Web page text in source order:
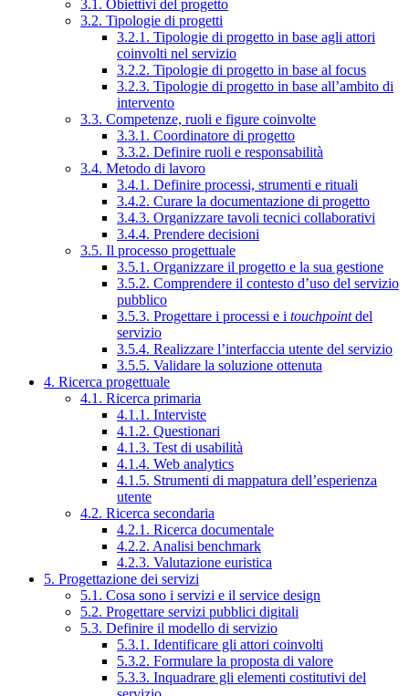
3.1. Obiettivi del progetto
3.2. Tipologie di progetti
3.2.1. Tipologie di progetto in base agli attori
coinvolti nel servizio
3.2.2. Tipologie di progetto in base al focus
3.2.3. Tipologie di progetto in base all’ambito di
intervento
3.3. Competenze, ruoli e figure coinvolte
3.3.1. Coordinatore di progetto
3.3.2. Definire ruoli e responsabilità
3.4. Metodo di lavoro
3.4.1. Definire processi, strumenti e rituali
3.4.2. Curare la documentazione di progetto
3.4.3. Organizzare tavoli tecnici collaborativi
3.4.4. Prendere decisioni
3.5. Il processo progettuale
3.5.1. Organizzare il progetto e la sua gestione
3.5.2. Comprendere il contesto d’uso del servizio
pubblico
3.5.3. Progettare i processi e i touchpointdel
servizio
3.5.4. Realizzare l’interfaccia utente del servizio
3.5.5. Validare la soluzione ottenuta
4. Ricerca progettuale
4.1. Ricerca primaria
4.1.1. Interviste
4.1.2. Questionari
4.1.3. Test di usabilità
4.1.4. Web analytics
4.1.5. Strumenti di mappatura dell’esperienza
utente
4.2. Ricerca secondaria
4.2.1. Ricerca documentale
4.2.2. Analisi benchmark
4.2.3. Valutazione euristica
5. Progettazione dei servizi
5.1. Cosa sono i servizi e il service design
5.2. Progettare servizi pubblici digitali
5.3. Definire il modello di servizio
5.3.1. Identificare gli attori coinvolti
5.3.2. Formulare la proposta di valore
5.3.3. Inquadrare gli elementi costitutivi del